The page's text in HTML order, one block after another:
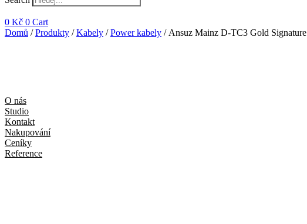
0 Kč 0 Cart
Domů /Produkty /Kabely /Power kabely / Ansuz Mainz D-TC3 Gold Signature
O nás
Studio
Kontakt
Nakupování
Ceníky
Reference